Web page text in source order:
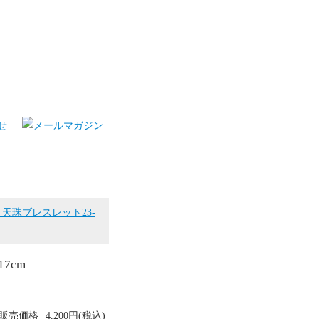
珠ブレスレット23-
売価格 4,200円(税込)